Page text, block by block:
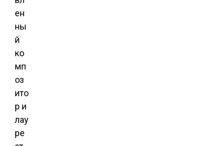
ен
ны
й
ко
мп
оз
ито
р и
лау
ре